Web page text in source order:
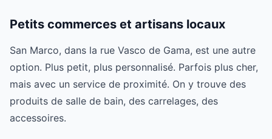
Petits commerces et artisans locaux
San Marco, dans la rue Vasco de Gama, est une autre
option. Plus petit, plus personnalisé. Parfois plus cher,
mais avec un service de proximité. On y trouve des
produits de salle de bain, des carrelages, des
accessoires.